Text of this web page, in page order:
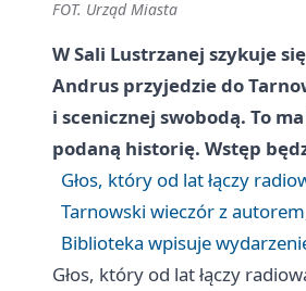
FOT. Urząd Miasta
W Sali Lustrzanej szykuje
Andrus przyjedzie do
i scenicznej swobodą. To
podaną historię. Wstęp
Głos, który od lat łączy
Tarnowski wieczór z
Biblioteka wpisuje
Głos, który od lat łączy